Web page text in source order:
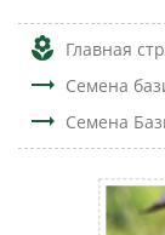
local_florist Главная
trending_flat Семена
trending_flat Семена